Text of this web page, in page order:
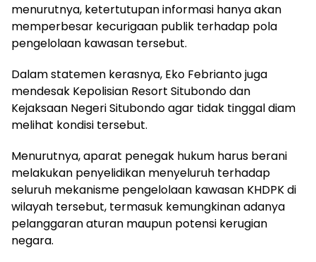
menurutnya, ketertutupan informasi hanya akan
memperbesar kecurigaan publik terhadap pola
pengelolaan kawasan tersebut.
Dalam statemen kerasnya, Eko Febrianto juga
mendesak Kepolisian Resort Situbondo dan
Kejaksaan Negeri Situbondo agar tidak tinggal diam
melihat kondisi tersebut.
Menurutnya, aparat penegak hukum harus berani
melakukan penyelidikan menyeluruh terhadap
seluruh mekanisme pengelolaan kawasan KHDPK di
wilayah tersebut, termasuk kemungkinan adanya
pelanggaran aturan maupun potensi kerugian
negara.